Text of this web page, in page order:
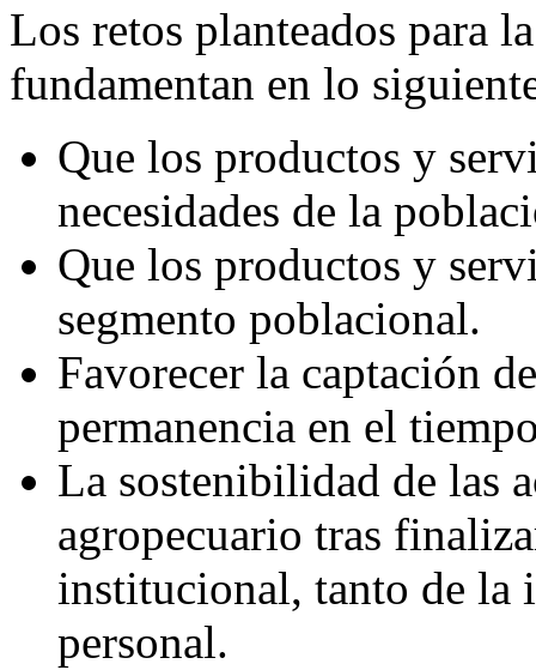
Los retos planteados para
fundamentan en lo
Que los productos y
necesidades de la
Que los productos y
segmento poblacional.
Favorecer la captación
permanencia en el
La sostenibilidad de las
agropecuario tras
institucional, tanto de la
personal.